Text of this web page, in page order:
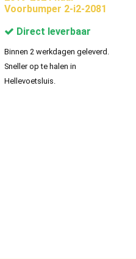
Voorbumper 2-i2-2081
Direct leverbaar
Binnen 2 werkdagen geleverd.
Sneller op te halen in
Hellevoetsluis.